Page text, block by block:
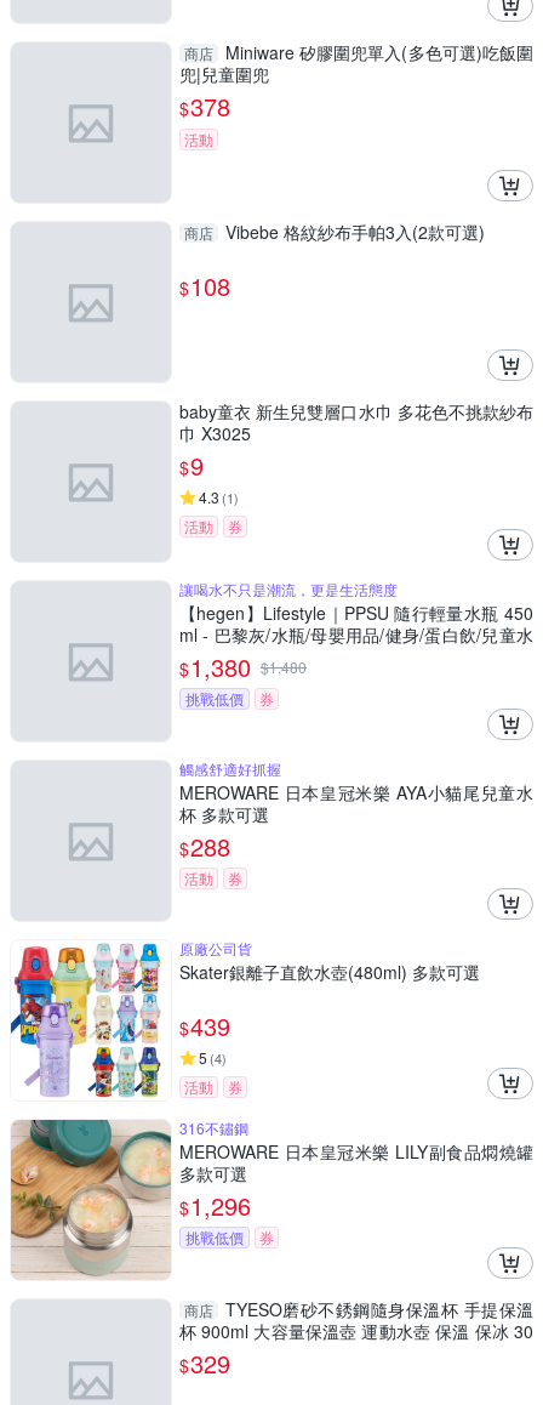
商店
Miniware 矽膠圍兜單入(多色可選)吃飯圍
兜|兒童圍兜
$378
活動
商店 Vibebe 格紋紗布手帕3入(2款可選)
$108
baby童衣 新生兒雙層口水巾 多花色不挑款紗布
巾 X3025
$9
4.3 (1)
活動 券
讓喝水不只是潮流，更是生活態度
【hegen】Lifestyle｜PPSU 隨行輕量水瓶 450
ml - 巴黎灰/水瓶/母嬰用品/健身/蛋白飲/兒童水
杯
$1,380 $1,480
挑戰低價
券
觸感舒適好抓握
MEROWARE 日本皇冠米樂 AYA小貓尾兒童水
杯 多款可選
$288
活動 券
原廠公司貨
Skater銀離子直飲水壺(480ml) 多款可選
$439
5 (4)
活動
券
316不鏽鋼
MEROWARE 日本皇冠米樂 LILY副食品燜燒罐
多款可選
$1,296
挑戰低價 券
商店 TYESO磨砂不銹鋼隨身保溫杯 手提保溫
杯 900ml 大容量保溫壺 運動水壺 保溫 保冰 30
4不銹鋼
$329